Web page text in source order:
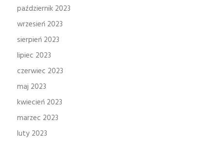
październik 2023
wrzesień 2023
sierpień 2023
lipiec 2023
czerwiec 2023
maj 2023
kwiecień 2023
marzec 2023
luty 2023